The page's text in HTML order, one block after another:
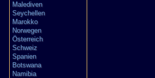
Malediven
Seychellen
Marokko
Norwegen
Österreich
Schweiz
Spanien
Botswana
Namibia